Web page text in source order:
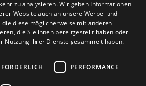
zu analysieren. Wir geben Informationen
Website auch an unsere Werbe- und
diese möglicherweise mit anderen
die Sie ihnen bereitgestellt haben oder
Nutzung ihrer Dienste gesammelt haben.
PERFORMANCE